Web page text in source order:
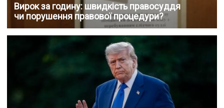
Вирок за годину: швидкість правосуддя
чи порушення правової процедури?